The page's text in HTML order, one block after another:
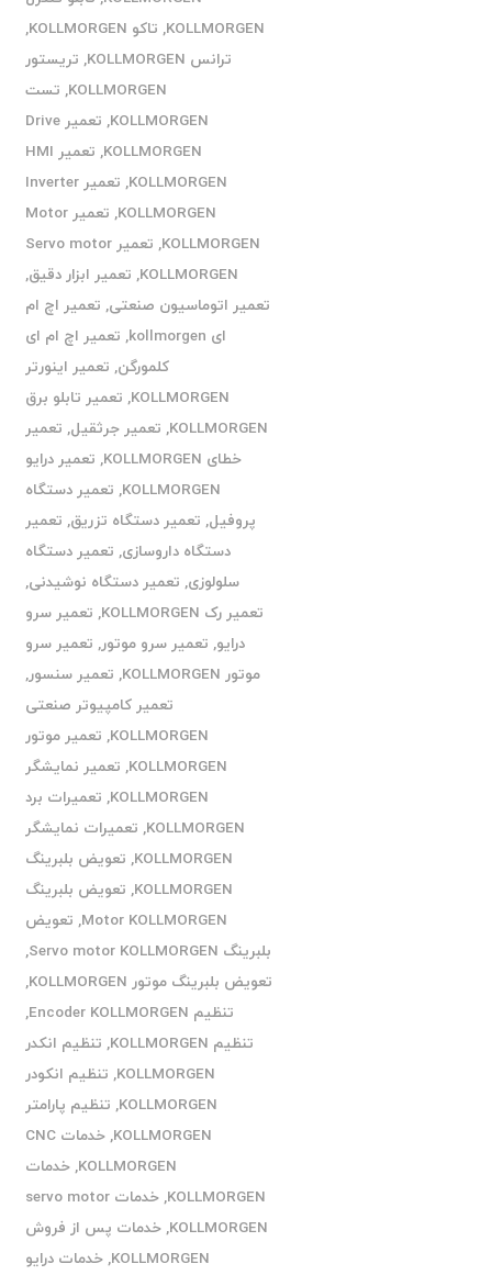
KOLLMORGEN
, تاکو KOLLMORGEN
,
ترانس KOLLMORGEN
, تریستور
KOLLMORGEN
, تست
KOLLMORGEN
,
تعمیر Drive
KOLLMORGEN
,
تعمیر HMI
KOLLMORGEN
,
تعمیر Inverter
KOLLMORGEN
,
تعمیر Motor
KOLLMORGEN
,
تعمیر Servo motor
KOLLMORGEN
, تعمیر ابزار دقیق,
تعمیر اتوماسیون صنعتی, تعمیر اچ ام
ای kollmorgen
, تعمیر اچ ام ای
کلمورگن, تعمیر اینورتر
KOLLMORGEN
, تعمیر تابلو برق
KOLLMORGEN
, تعمیر جرثقیل, تعمیر
خطای KOLLMORGEN
, تعمیر درایو
KOLLMORGEN
, تعمیر دستگاه
پروفیل, تعمیر دستگاه تزریق, تعمیر
دستگاه داروسازی, تعمیر دستگاه
سلولوزی, تعمیر دستگاه نوشیدنی,
تعمیر رک KOLLMORGEN
, تعمیر سرو
درایو, تعمیر سرو موتور, تعمیر سرو
موتور KOLLMORGEN
, تعمیر سنسور,
تعمیر کامپیوتر صنعتی
KOLLMORGEN
, تعمیر موتور
KOLLMORGEN
, تعمیر نمایشگر
KOLLMORGEN
, تعمیرات برد
KOLLMORGEN
, تعمیرات نمایشگر
KOLLMORGEN
, تعویض بلبرینگ
KOLLMORGEN
, تعویض بلبرینگ
Motor KOLLMORGEN
, تعویض
بلبرینگ Servo motor KOLLMORGEN
,
تعویض بلبرینگ موتور KOLLMORGEN
,
تنظیم Encoder KOLLMORGEN
,
تنظیم KOLLMORGEN
, تنظیم انکدر
KOLLMORGEN
, تنظیم انکودر
KOLLMORGEN
, تنظیم پارامتر
KOLLMORGEN
,
خدمات CNC
KOLLMORGEN
,خدمات
KOLLMORGEN
,
خدمات servo motor
KOLLMORGEN
,خدمات پس از فروش
KOLLMORGEN
,خدمات درایو